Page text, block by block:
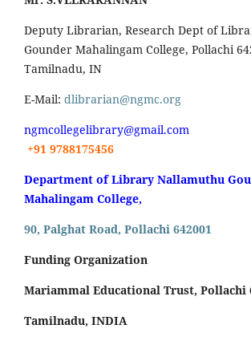
Deputy Librarian, Research Dept of
Gounder Mahalingam College, Pollachi
Tamilnadu, IN
E-Mail: dlibrarian@ngmc.org
ngmcollegelibrary@gmail.com
+91 9788175456
Department of Library Nallamuthu
Mahalingam College,
90, Palghat Road, Pollachi 642001
Funding Organization
Mariammal Educational Trust, Pollachi
Tamilnadu, INDIA